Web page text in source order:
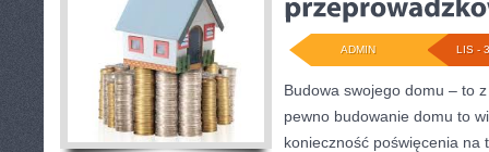
LIS -
ADMIN
Budowa swojego domu – to
pewno budowanie domu to
konieczność poświęcenia na